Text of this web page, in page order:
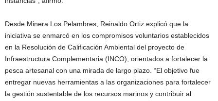
Desde Minera Los Pelambres, Reinaldo Ortiz explicó que la
iniciativa se enmarcó en los compromisos voluntarios establecidos
en la Resolución de Calificación Ambiental del proyecto de
Infraestructura Complementaria (INCO), orientados a fortalecer la
pesca artesanal con una mirada de largo plazo. “El objetivo fue
entregar nuevas herramientas a las organizaciones para fortalecer
la gestión sustentable de los recursos marinos y contribuir al